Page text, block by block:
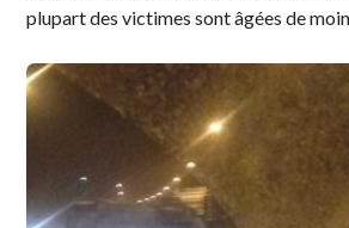
plupart des victimes sont âgées de